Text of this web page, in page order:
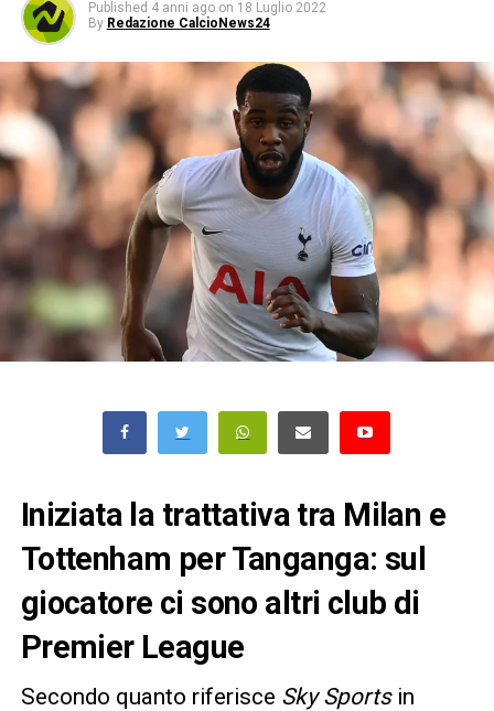
Published 4 anni ago on 18 Luglio 2022
By Redazione CalcioNews24
Iniziata la trattativa tra Milan e
Tottenham per Tanganga: sul
giocatore ci sono altri club di
Premier League
Secondo quanto riferisce Sky Sportsin